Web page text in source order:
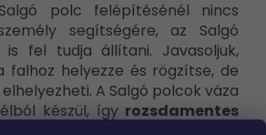
polc felépítésénél nincs
segítségére, az Salgó
fel tudja állítani. Javasoljuk,
helyezze és rögzítse, de
A Salgó polcok váza
készül, így rozsdamentes